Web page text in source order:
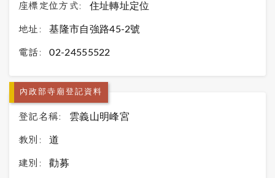
座標定位方式: 住址轉址定位
地址: 基隆市自強路45-2號
電話: 02-24555522
內政部寺廟登記資料
登記名稱: 雲義山明峰宮
教別: 道
建別: 勸募